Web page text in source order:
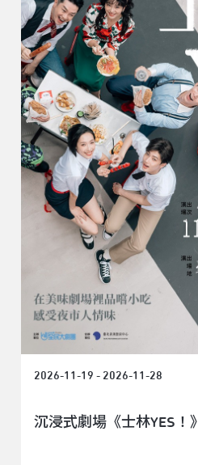
2026-11-19 - 2026-11-28
沉浸式劇場《士林YES！》